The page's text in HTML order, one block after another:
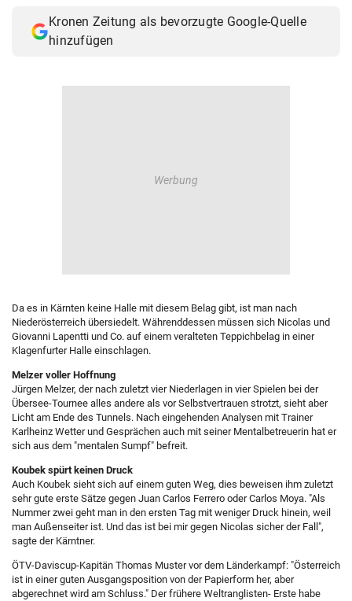
Kronen Zeitung als bevorzugte Google-Quelle
hinzufügen
Da es in Kärnten keine Halle mit diesem Belag gibt, ist man nach
Niederösterreich übersiedelt. Währenddessen müssen sich Nicolas und
Giovanni Lapentti und Co. auf einem veralteten Teppichbelag in einer
Klagenfurter Halle einschlagen.
Melzer voller Hoffnung
Jürgen Melzer, der nach zuletzt vier Niederlagen in vier Spielen bei der
Übersee-Tournee alles andere als vor Selbstvertrauen strotzt, sieht aber
Licht am Ende des Tunnels. Nach eingehenden Analysen mit Trainer
Karlheinz Wetter und Gesprächen auch mit seiner Mentalbetreuerin hat er
sich aus dem "mentalen Sumpf" befreit.
Koubek spürt keinen Druck
Auch Koubek sieht sich auf einem guten Weg, dies beweisen ihm zuletzt
sehr gute erste Sätze gegen Juan Carlos Ferrero oder Carlos Moya. "Als
Nummer zwei geht man in den ersten Tag mit weniger Druck hinein, weil
man Außenseiter ist. Und das ist bei mir gegen Nicolas sicher der Fall",
sagte der Kärntner.
ÖTV-Daviscup-Kapitän Thomas Muster vor dem Länderkampf: "Österreich
ist in einer guten Ausgangsposition von der Papierform her, aber
abgerechnet wird am Schluss." Der frühere Weltranglisten- Erste habe